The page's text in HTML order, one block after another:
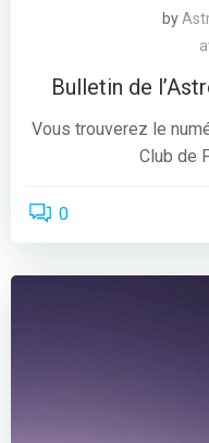
by
Bulletin de
Vous trouverez le
Club de
0